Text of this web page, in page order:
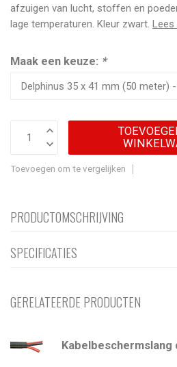
afzuigen van lucht, stoffen en
lage temperaturen. Kleur zwart. Lees
Maak een keuze: *
Toevoegen om te vergelijken
PRODUCTOMSCHRIJVING
SPECIFICATIES
GERELATEERDE PRODUCTEN
Kabelbeschermslang